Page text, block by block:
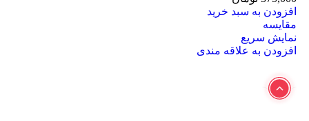
افزودن به سبد خرید
مقايسه
نمایش سریع
افزودن به علاقه مندی